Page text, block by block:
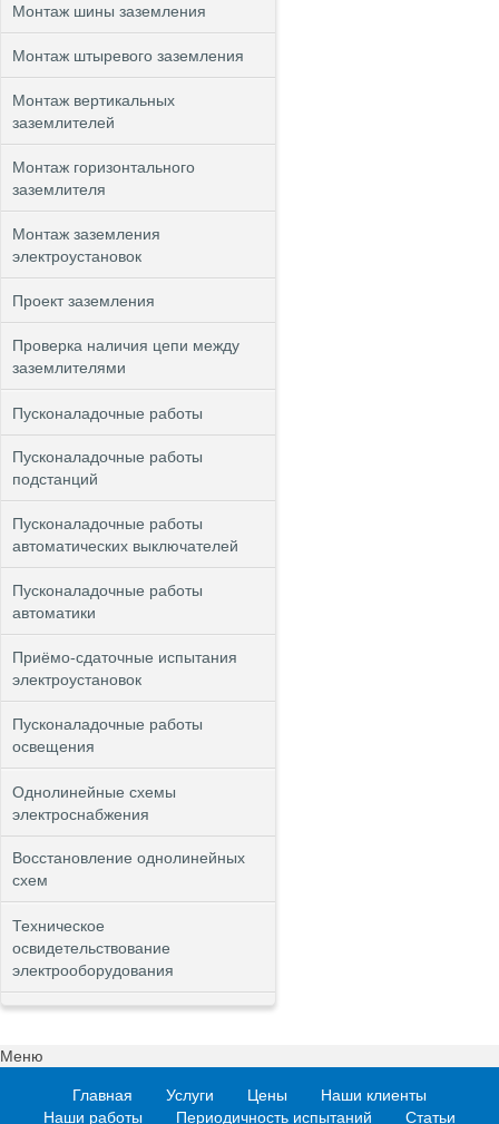
Монтаж шины заземления
Монтаж штыревого заземления
Монтаж вертикальных
заземлителей
Монтаж горизонтального
заземлителя
Монтаж заземления
электроустановок
Проект заземления
Проверка наличия цепи между
заземлителями
Пусконаладочные работы
Пусконаладочные работы
подстанций
Пусконаладочные работы
автоматических выключателей
Пусконаладочные работы
автоматики
Приёмо-сдаточные испытания
электроустановок
Пусконаладочные работы
освещения
Однолинейные схемы
электроснабжения
Восстановление однолинейных
схем
Техническое
освидетельствование
электрооборудования
Меню
Главная Услуги Цены
Наши клиенты
Наши работы
Периодичность испытаний Статьи